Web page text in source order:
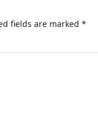
fields are marked *